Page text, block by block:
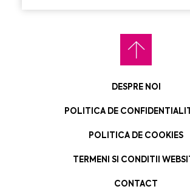
DESPRE NOI
POLITICA DE
POLITICA DE COOKIES
TERMENI SI CONDITII
CONTACT